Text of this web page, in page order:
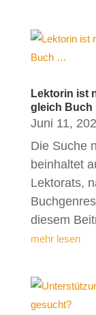
Lektorin ist
gleich
Juni 11,
Die Suche
beinhaltet
Lektorats,
diesem
mehr lesen